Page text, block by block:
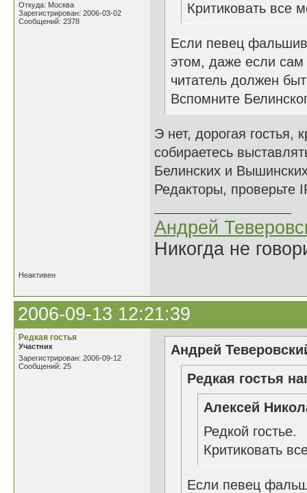
Откуда: Москва
Зарегистрирован: 2006-03-02
Сообщений: 2378
Критиковать все
Если певец
этом, даже если
читатель должен
Вспомните
Э нет, дорогая гостья,
собираетесь
Белинских и
Редакторы, проверьте
Андрей
Никогда не
Неактивен
2006-09-13 12:21:39
Редкая гостья
Участник
Зарегистрирован: 2006-09-12
Сообщений: 25
Андрей
Редкая гостья
Алексей
Редкой гостье.
Критиковать
Если певец